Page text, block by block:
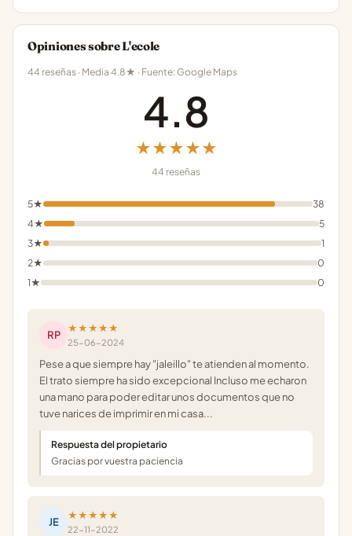
Opiniones sobre L'ecole
44 reseñas · Media 4.8★ · Fuente: Google Maps
4.8
★★★★★
44 reseñas
5★
38
4★
5
3★
1
2★
0
1★
0
RP
★★★★★
25-06-2024
Pese a que siempre hay "jaleillo" te atienden al momento.
El trato siempre ha sido excepcional Incluso me echaron
una mano para poder editar unos documentos que no
tuve narices de imprimir en mi casa...
Respuesta del propietario
Gracias por vuestra paciencia
JE
★★★★★
22-11-2022